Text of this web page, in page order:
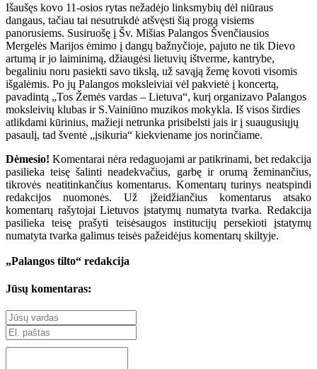
Išaušęs kovo 11-osios rytas nežadėjo linksmybių dėl niūraus
dangaus, tačiau tai nesutrukdė atšvęsti šią progą visiems
panorusiems. Susiruošę į Šv. Mišias Palangos Švenčiausios
Mergelės Marijos ėmimo į dangų bažnyčioje, pajuto ne tik Dievo
artumą ir jo laiminimą, džiaugėsi lietuvių ištverme, kantrybe,
begaliniu noru pasiekti savo tikslą, už savąją žemę kovoti visomis
išgalėmis. Po jų Palangos moksleiviai vėl pakvietė į koncertą,
pavadintą „Tos Žemės vardas – Lietuva“, kurį organizavo Palangos
moksleivių klubas ir S.Vainiūno muzikos mokykla. Iš visos širdies
atlikdami kūrinius, mažieji netrunka prisibelsti jais ir į suaugusiųjų
pasaulį, tad šventė „įsikuria“ kiekviename jos norinčiame.
Dėmesio! Komentarai nėra redaguojami ar patikrinami, bet redakcija
pasilieka teisę šalinti neadekvačius, garbę ir orumą žeminančius,
tikrovės neatitinkančius komentarus. Komentarų turinys neatspindi
redakcijos nuomonės. Už įžeidžiančius komentarus atsako
komentarų rašytojai Lietuvos įstatymų numatyta tvarka. Redakcija
pasilieka teisę prašyti teisėsaugos institucijų persekioti įstatymų
numatyta tvarka galimus teisės pažeidėjus komentarų skiltyje.
„Palangos tilto“ redakcija
Jūsų komentaras: